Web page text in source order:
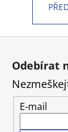
Z
Odebírat
E-mail